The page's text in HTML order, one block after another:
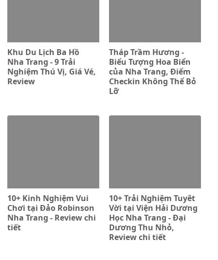
Khu Du Lịch Ba Hồ
Nha Trang - 9 Trải
Nghiệm Thú Vị, Giá Vé,
Review
Tháp Trầm Hương -
Biểu Tượng Hoa Biển
của Nha Trang, Điểm
Checkin Không Thể Bỏ
Lỡ
10+ Kinh Nghiệm Vui
Chơi tại Đảo Robinson
Nha Trang - Review chi
tiết
10+ Trải Nghiệm Tuyêt
Vời tại Viện Hải Dương
Học Nha Trang - Đại
Dương Thu Nhỏ,
Review chi tiết